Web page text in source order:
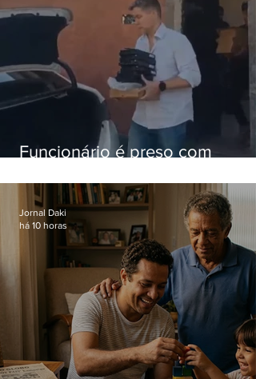
Funcionário é preso com
Hospital do Andaraí
Jornal Daki
há 10 horas